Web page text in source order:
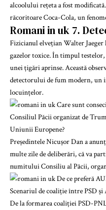
alcoolului rețeta a fost
răcoritoare Coca-Cola, un
Romani in uk 7.
Fizicianul elvețian Walter
gazelor toxice. În timpul
unei țigări aprinse. Această
detectorului de fum modern, un
locuințelor.
Președintele Nicușor Dan a
multe zile de deliberări, că va
numitului Consiliu al Păcii,
De la formarea coaliției PSD-